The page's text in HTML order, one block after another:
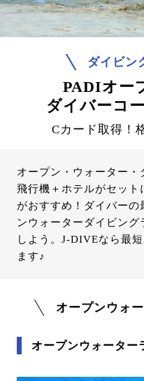
ダイビン
PADIオー
ダイバーコ
Cカード取得！
オープン・ウォーター・
飛行機＋ホテルがセッ
がおすすめ！ダイバー
ンウォーターダイビン
しよう。J-DIVEなら最
ます♪
オープンウォ
オープンウォーター